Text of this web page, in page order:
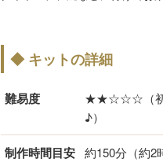
◆ キットの詳細
難易度
★★☆☆☆（初
♪）
制作時間目安 約150分（約2